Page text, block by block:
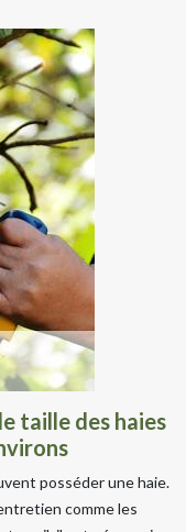
taille des haies
posséder une haie.
comme les